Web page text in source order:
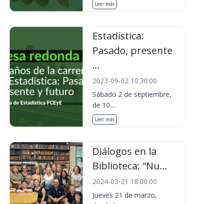
Leer más
Estadística:
Pasado, presente
...
2023-09-02 10:30:00
Sábado 2 de septiembre,
de 10....
Leer más
Diálogos en la
Biblioteca: "Nu...
2024-03-21 18:00:00
Jueves 21 de marzo,